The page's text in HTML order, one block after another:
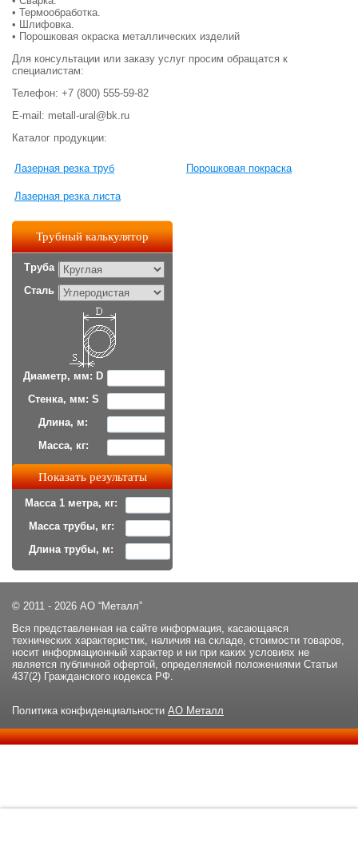
• Термообработка.
• Шлифовка.
• Порошковая окраска металлических изделий
Для консультации или заказу услуг просим обращатся к
специалистам:
Телефон: +7 (800) 555-59-82
E-mail: metall-ural@bk.ru
Каталог продукции:
Лазерная резка труб Порошковая покраска
Лазерная резка листа
Трубный калькулятор
Труба
Сталь
Диаметр, мм: D
Стенка, мм: S
Длина, м:
Масса, кг:
Масса 1 метра, кг:
Масса трубы, кг:
Длина трубы, м:
© 2011 - 2026 АО “Металл”
Вся представленная на сайте информация, касающаяся
технических характеристик, наличия на складе, стоимости товаров,
носит информационный характер и ни при каких условиях не
является публичной офертой, определяемой положениями Статьи
437(2) Гражданского кодекса РФ.
Политика конфиденциальности АО Металл